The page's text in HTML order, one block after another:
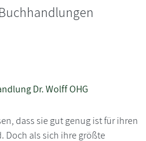
Dr. Wolff OHG
dass sie gut genug ist für ihren
Doch als sich ihre größte